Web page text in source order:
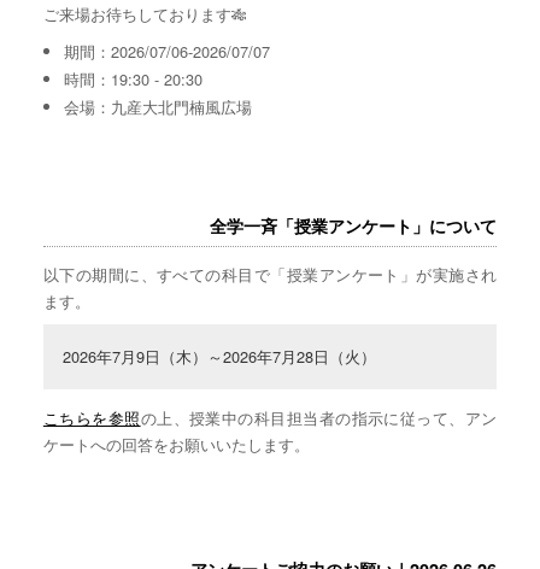
ご来場お待ちしております🎋
期間：2026/07/06-2026/07/07
時間：19:30 - 20:30
会場：九産大北門楠風広場
全学一斉「授業アンケート」について
以下の期間に、すべての科目で「授業アンケート」が実施され
ます。
2026年7月9日（木）～2026年7月28日（火）
こちらを参照の上、授業中の科目担当者の指示に従って、アン
ケートへの回答をお願いいたします。